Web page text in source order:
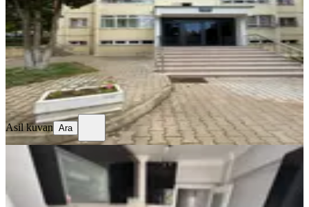
3+1·110 m²·1. Kat·12.06.2026
9.000.000 ₺
Asil kuvan
Ara
Asil kuvan Ara
MANZARALI
Sahibinden Acil Satılık 3+1 Bağımsız
Ankara, Sincan